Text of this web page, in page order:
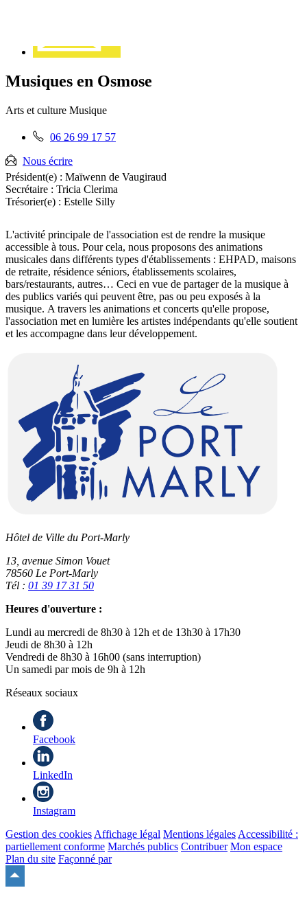
Musiques en Osmose
Arts et culture Musique
Téléphone
:
06 26 99 17 57
Nous écrire
Président(e) : Maïwenn de Vaugiraud
Secrétaire : Tricia Clerima
Trésorier(e) : Estelle Silly
L'activité principale de l'association est de rendre la musique
accessible à tous. Pour cela, nous proposons des animations
musicales dans différents types d'établissements : EHPAD, maisons
de retraite, résidence séniors, établissements scolaires,
bars/restaurants, autres… Ceci en vue de partager de la musique à
des publics variés qui peuvent être, pas ou peu exposés à la
musique. A travers les animations et concerts qu'elle propose,
l'association met en lumière les artistes indépendants qu'elle soutient
et les accompagne dans leur développement.
Hôtel de Ville du Port-Marly
13, avenue Simon Vouet
78560 Le Port-Marly
Tél : 01 39 17 31 50
Heures d'ouverture :
Lundi au mercredi de 8h30 à 12h et de 13h30 à 17h30
Jeudi de 8h30 à 12h
Vendredi de 8h30 à 16h00 (sans interruption)
Un samedi par mois de 9h à 12h
Réseaux sociaux
Facebook
LinkedIn
Instagram
Gestion des cookies Affichage légal Mentions légales Accessibilité :
partiellement conforme Marchés publics Contribuer Mon espace
Plan du site Façonné par